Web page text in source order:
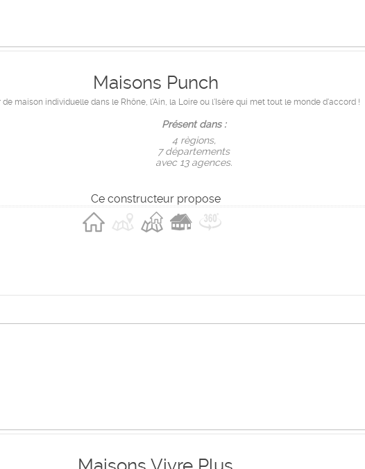
Maisons Punch
maison individuelle dans le Rhône, l'Ain, la Loire ou l'Isère qui met tout le monde d'accord !
Présent dans :
4 règions,
7 départements
avec 13 agences.
Ce constructeur propose